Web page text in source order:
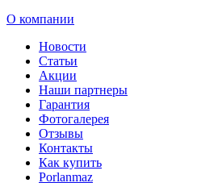
О компании
Новости
Статьи
Акции
Наши партнеры
Гарантия
Фотогалерея
Отзывы
Контакты
Как купить
Porlanmaz